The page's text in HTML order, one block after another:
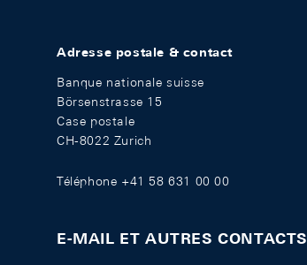
Adresse postale & contact
Banque nationale suisse
Börsenstrasse 15
Case postale
CH-8022 Zurich
Téléphone +41 58 631 00 00
E-MAIL ET AUTRES CONTACTS